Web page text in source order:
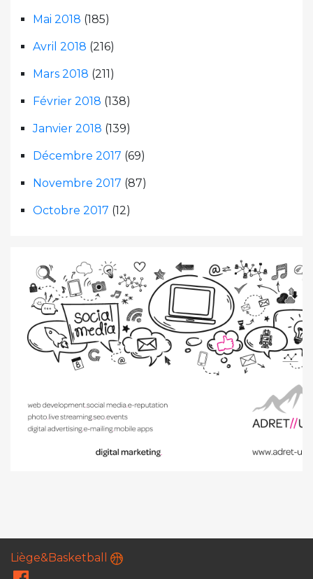
Mai 2018 (185)
Avril 2018 (216)
Mars 2018 (211)
Février 2018 (138)
Janvier 2018 (139)
Décembre 2017 (69)
Novembre 2017 (87)
Octobre 2017 (12)
Liège&Basketball